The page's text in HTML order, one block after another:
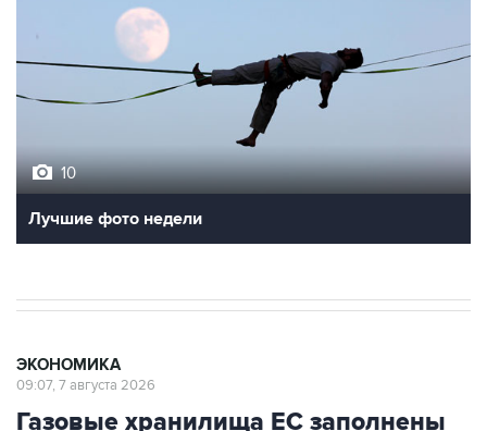
10
Лучшие фото недели
ЭКОНОМИКА
09:07, 7 августа 2026
Газовые хранилища ЕС заполнены